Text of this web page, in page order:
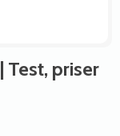
| Test, priser